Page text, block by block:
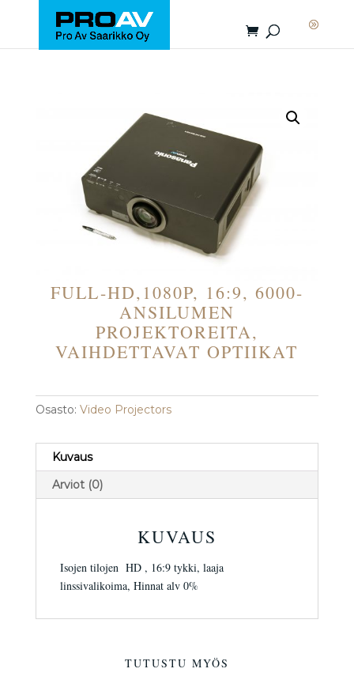
FULL-HD,1080P, 16:9, 6000-
ANSILUMEN
PROJEKTOREITA,
VAIHDETTAVAT OPTIIKAT
Osasto: Video Projectors
Kuvaus
Arviot (0)
KUVAUS
Isojen tilojen HD , 16:9 tykki, laaja
linssivalikoima, Hinnat alv 0%
TUTUSTU MYÖS